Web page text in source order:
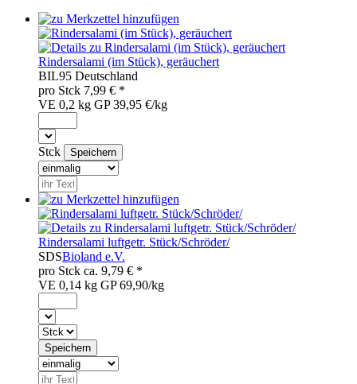
Rindersalami (im Stück), geräuchert
BIL95 Deutschland
pro Stck 7,99 € *
VE 0,2 kg GP 39,95 €/kg
Stck
Rindersalami luftgetr. Stück/Schröder/
SDSBioland e.V.
pro Stck ca. 9,79 € *
VE 0,14 kg GP 69,90/kg